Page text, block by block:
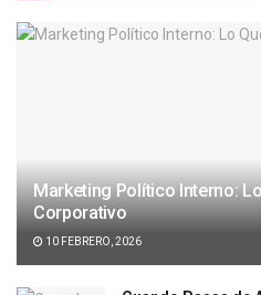
Marketing Político Interno:
Corporativo
10 FEBRERO, 2026